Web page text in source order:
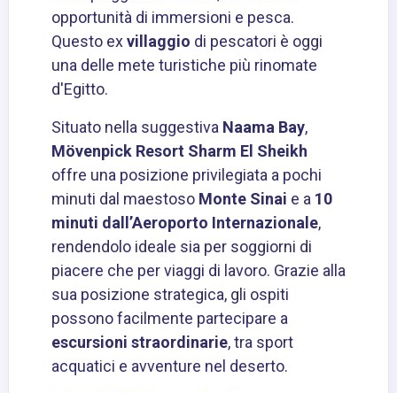
opportunità di immersioni e pesca.
Questo exvillaggio di pescatori è oggi
una delle mete turistiche più rinomate
d'Egitto.
Situato nella suggestiva Naama Bay,
Mövenpick Resort Sharm El Sheikh
offre una posizione privilegiata a pochi
minuti dal maestoso Monte Sinai e a 10
minuti dall’Aeroporto Internazionale,
rendendolo ideale sia per soggiorni di
piacere che per viaggi di lavoro. Grazie alla
sua posizione strategica, gli ospiti
possono facilmente partecipare a
escursioni straordinarie, tra sport
acquatici e avventure nel deserto.